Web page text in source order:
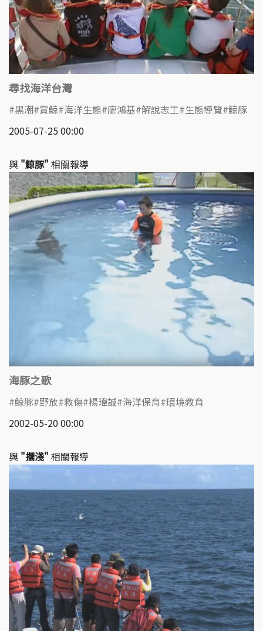
尋找海洋台灣
黑潮 賞鯨 海洋生態 廖鴻基 解說志工 生態導覽 鯨豚
2005-07-25 00:00
與 "鯨豚" 相關報導
海豚之歌
鯨豚 野放 救傷 楊瑋誠 海洋保育 環境教育
2002-05-20 00:00
與 "擱淺" 相關報導